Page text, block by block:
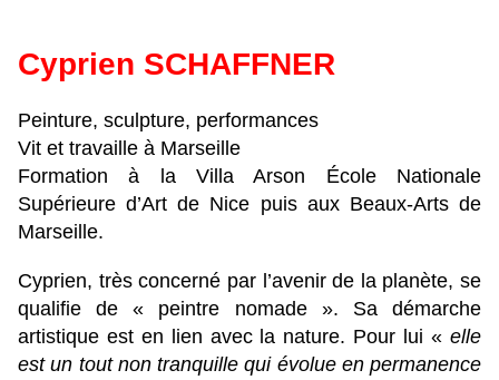
Cyprien SCHAFFNER
Peinture, sculpture, performances
Vit et travaille à Marseille
Formation à la Villa Arson École Nationale
Supérieure d’Art de Nice puis aux Beaux-Arts de
Marseille.
Cyprien, très concerné par l’avenir de la planète, se
qualifie de « peintre nomade ». Sa démarche
artistique est en lien avec la nature. Pour lui « elle
est un tout non tranquille qui évolue en permanence